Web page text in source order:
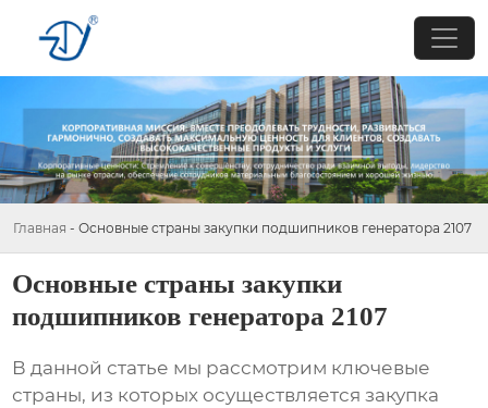
Главная - Основные страны закупки подшипников генератора 2107
Основные страны закупки
подшипников генератора 2107
В данной статье мы рассмотрим ключевые
страны, из которых осуществляетсязакупка